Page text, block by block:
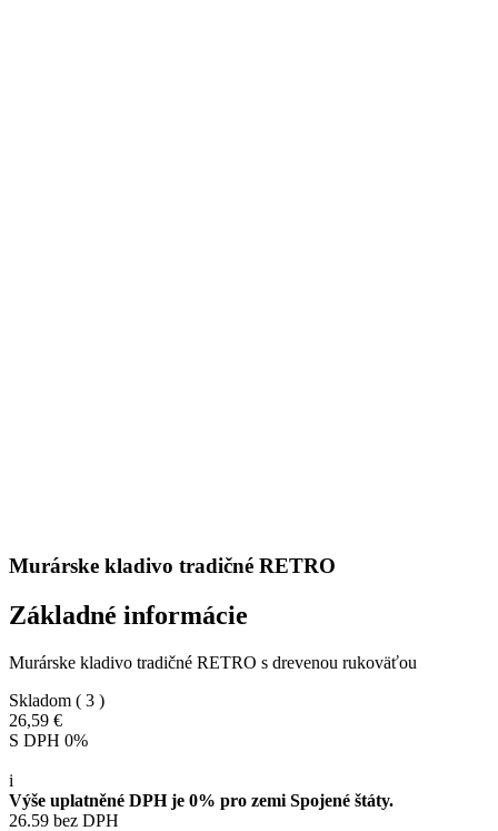
Murárske kladivo tradičné RETRO
Základné informácie
Murárske kladivo tradičné RETRO s drevenou rukoväťou
Skladom ( 3 )
26,59 €
S DPH 0%
i
Výše uplatněné DPH je 0% pro zemi Spojené štáty.
26.59 bez DPH